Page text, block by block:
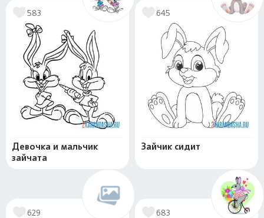
583
Девочка и мальчик
зайчата
645
Зайчик сидит
629 683